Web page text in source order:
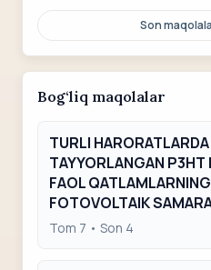
Son
Bog‘liq maqolalar
TURLI
TAYYORLANGAN
FAOL
FOTOVOLTAIK
Tom 7 • Son 4